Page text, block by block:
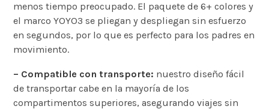
menos tiempo preocupado. El paquete de 6+ colores y
el marco YOYO3 se pliegan y despliegan sin esfuerzo
en segundos, por lo que es perfecto para los padres en
movimiento.
– Compatible con transporte: nuestro diseño fácil
de transportar cabe en la mayoría de los
compartimentos superiores, asegurando viajes sin